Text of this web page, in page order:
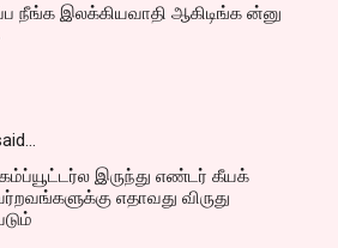
நீங்க இலக்கியவாதி ஆகிடிங்க ன்னு
இருந்து எண்டர் கீயக்
எதாவது விருது